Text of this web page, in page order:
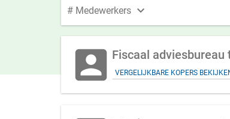
# Medewerkers 
account_box Fiscaal
VERGELIJKBARE KOPERS